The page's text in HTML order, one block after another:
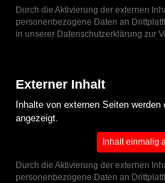
Durch die Aktivierung der externen
personenbezogene Daten an
in unserer Datenschutzerklärung zur
Externer Inhalt
Inhalte von externen Seiten
angezeigt.
Inhalt einmalig
Durch die Aktivierung der externen
personenbezogene Daten an